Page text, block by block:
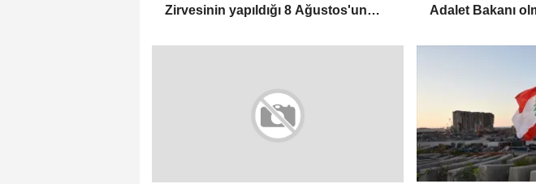
Zirvesinin yapıldığı 8 Ağustos'un
belirtti
Adalet Bakanı